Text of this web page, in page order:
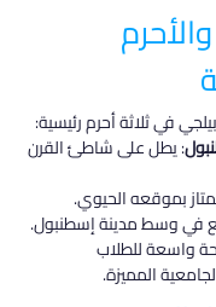
في ثلاثة أحرم رئيسية:
: يطل على شاطئ القرن
بموقعه الحيوي.
في وسط مدينة إسطنبول.
واسعة للطلاب
المميزة.